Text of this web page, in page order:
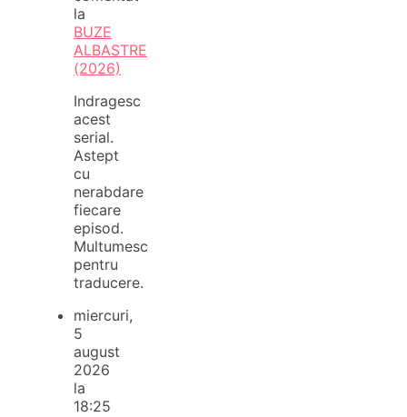
la
BUZE
ALBASTRE
(2026)
Indragesc
acest
serial.
Astept
cu
nerabdare
fiecare
episod.
Multumesc
pentru
traducere.
miercuri,
5
august
2026
la
18:25